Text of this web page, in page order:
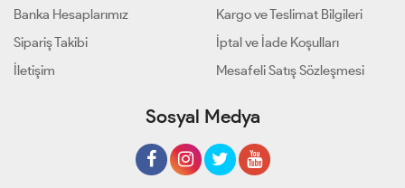
Banka Hesaplarımız
Sipariş Takibi
İletişim
Kargo ve Teslimat Bilgileri
İptal ve İade Koşulları
Mesafeli Satış Sözleşmesi
Sosyal Medya